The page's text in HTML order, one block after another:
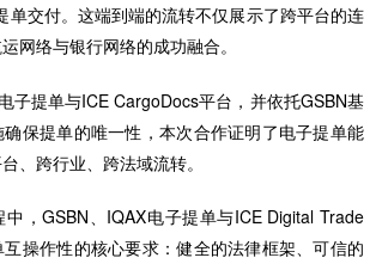
单交付。这端到端的流转不仅展示了跨平台的连
网络与银行网络的成功融合。
子提单与ICE CargoDocs平台，并依托GSBN基
保提单的唯一性，本次合作证明了电子提单能
、跨行业、跨法域流转。
，GSBN、IQAX电子提单与ICE Digital Trade
操作性的核心要求：健全的法律框架、可信的